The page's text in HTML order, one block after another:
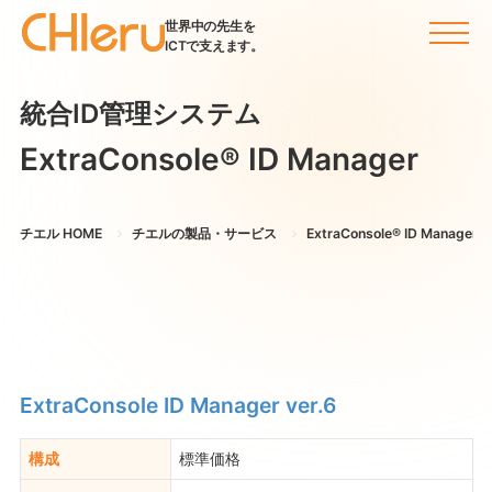
世界中の先生を
ICTで支えます。
統合ID管理システム
ExtraConsole® ID Manager
チエル HOME チエルの製品・サービス ExtraConsole® ID Manager
ExtraConsole ID Manager ver.6
構成 標準価格